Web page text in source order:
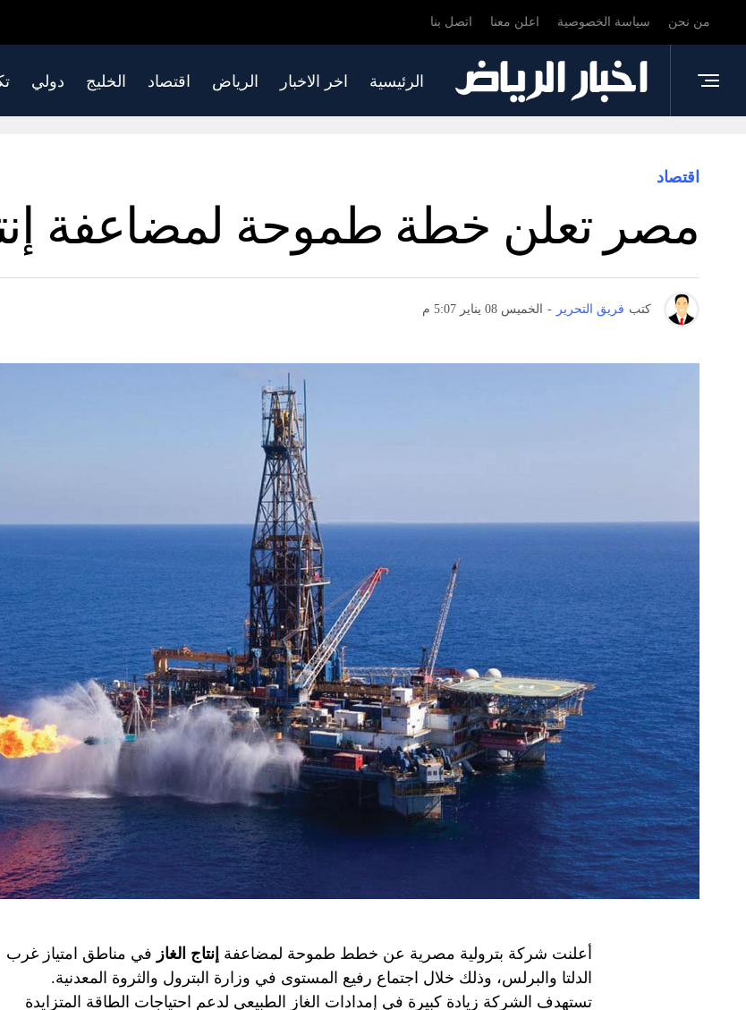
من نحن سياسة الخصوصية اعلن معنا اتصل بنا
الرئيسية اخر الاخبار الرياض اقتصاد الخليج دولي
اقتصاد
مصر تعلن خطة طموحة لمضاعفة
كتب فريق التحرير - الخميس 08 يناير 5:07 م
أعلنت شركة بترولية مصرية عن خطط طموحة لمضاعفة إنتاج الغاز في مناطق امتياز غرب
الدلتا والبرلس، وذلك خلال اجتماع رفيع المستوى في وزارة البترول والثروة المعدنية.
تستهدف الشركة زيادة كبيرة في إمدادات الغاز الطبيعي لدعم احتياجات الطاقة المتزايدة